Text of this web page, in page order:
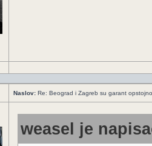
Naslov: Re: Beograd i Zagreb su garant
weasel je